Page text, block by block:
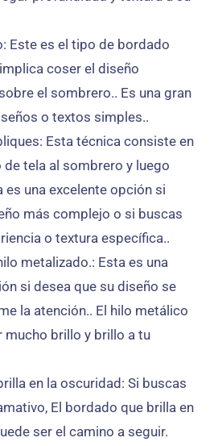
Este es el tipo de bordado
coser el diseño
el sombrero.. Es una gran
o textos simples..
Esta técnica consiste en
tela al sombrero y luego
es una excelente opción si
más complejo o si buscas
o textura específica..
metalizado.: Esta es una
si desea que su diseño se
la atención.. El hilo metálico
mucho brillo y brillo a tu
en la oscuridad: Si buscas
El bordado que brilla en
ser el camino a seguir.